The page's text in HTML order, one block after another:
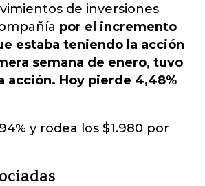
de inversiones
por el incremento
estaba teniendo la acción
semana de enero, tuvo
acción. Hoy pierde 4,48%
y rodea los $1.980 por